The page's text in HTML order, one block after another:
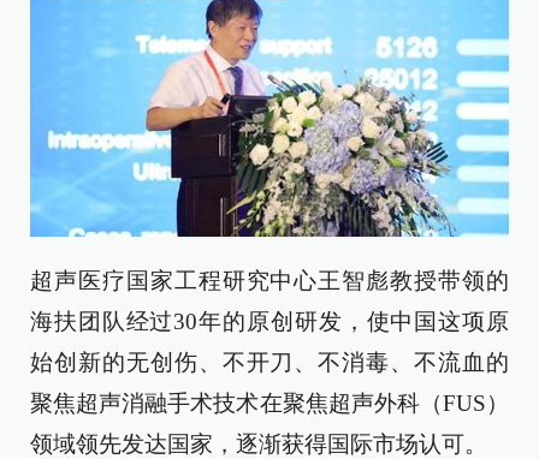
超声医疗国家工程研究中心王智彪教授带领的
海扶团队经过30年的原创研发，使中国这项原
始创新的无创伤、不开刀、不消毒、不流血的
聚焦超声消融手术技术在聚焦超声外科（FUS）
领域领先发达国家，逐渐获得国际市场认可。